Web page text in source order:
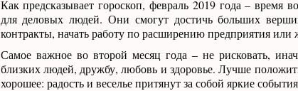
Как предсказывает гороскоп, февраль 2019 года – время
для деловых людей. Они смогут достичь больших
контракты, начать работу по расширению предприятия или
Самое важное во второй месяц года – не рисковать,
близких людей, дружбу, любовь и здоровье. Лучше
хорошее: радость и веселье притянут за собой яркие